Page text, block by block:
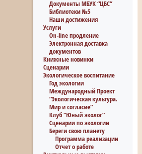
Документы МБУК “ЦБС”
Библиотеки №5
Наши достижения
Услуги
On-line продление
Электронная доставка
документов
Книжные новинки
Сценарии
Экологическое воспитание
Год экологии
Международный Проект
“Экологическая культура.
Мир и согласие”
Клуб “Юный эколог”
Сценарии по экологии
Береги свою планету
Программа реализации
Отчет о работе